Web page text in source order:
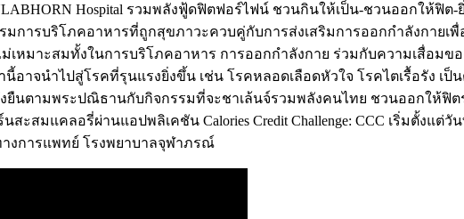
Hospital รวมพลังฟู้ดฟิตฟอร์ไฟน์ ชวนกินให้เป็น-ชวนออกให้
การบริโภคอาหารที่ถูกสุขภาวะควบคู่กับการส่งเสริมการออกกำลังกายเ
หมาะสมทั้งในการบริโภคอาหาร การออกกำลังกาย ร่วมกับความเสื่อมขอ
อาจนำไปสู่โรคที่รุนแรงยิ่งขึ้น เช่น โรคหลอดเลือดหัวใจ โรคไตเรื้อรัง เ
นตามพระปณิธานกับกิจกรรมที่จะชาเล้นจ์รวมพลังคนไทย ชวนออกให้ฟิต
สมแคลอรี่ผ่านแอปพลิเคชัน Calories Credit Challenge: CCC เริ่มตั้งแต่
งการแพทย์ โรงพยาบาลจุฬาภรณ์